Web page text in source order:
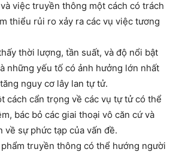
việc truyền thông một cách có trách
thiểu rủi ro xảy ra các vụ việc tương
thời lượng, tần suất, và độ nổi bật
những yếu tố có ảnh hưởng lớn nhất
nguy cơ lây lan tự tử.
cách cẩn trọng về các vụ tự tử có thể
bác bỏ các giai thoại vô căn cứ và
về sự phức tạp của vấn đề.
truyền thông có thể hướng người